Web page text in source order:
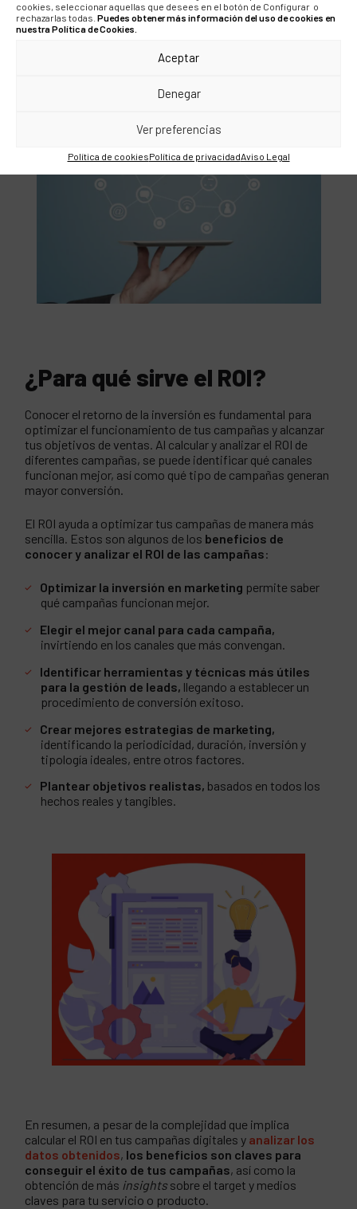
cookies, seleccionar aquellas que desees en el botón de Configurar o
rechazarlas todas. Puedes obtener más información del uso de cookies en
nuestra Política de Cookies.
Aceptar
Denegar
Ver preferencias
Política de cookiesPolítica de privacidadAviso Legal
usuarios al mismo tiempo. Esta disciplina es muy útil
para crear campañas con fin comercial, como dar a
¿Para qué sirve el ROI?
Conocer el retorno de la inversión es fundamental para
optimizar el funcionamiento de tus campañas y alcanzar
tus objetivos de ventas. Al calcular y analizar el ROI de
diferentes campañas, se puede identificar qué canales
funcionan mejor, así como qué tipo de campañas generan
mayor conversión.
El ROI ayuda a optimizar tus campañas de manera más
sencilla. Estos son algunos de los beneficios de
conocer y analizar el ROI de las campañas:
Optimizar la inversión en marketing permite saber
qué campañas funcionan mejor.
Elegir el mejor canal para cada campaña,
invirtiendo en los canales que más convengan.
Identificar herramientas y técnicas más útiles
para la gestión de leads, llegando a establecer un
procedimiento de conversión exitoso.
Crear mejores estrategias de marketing,
identificando la periodicidad, duración, inversión y
tipología ideales, entre otros factores.
Plantear objetivos realistas, basados en todos los
hechos reales y tangibles.
En resumen, a pesar de la complejidad que implica
calcular el ROI en tus campañas digitales y analizar los
datos obtenidos, los beneficios son claves para
conseguir el éxito de tus campañas, así como la
obtención de más insights sobre el target y medios
claves para tu servicio o producto.